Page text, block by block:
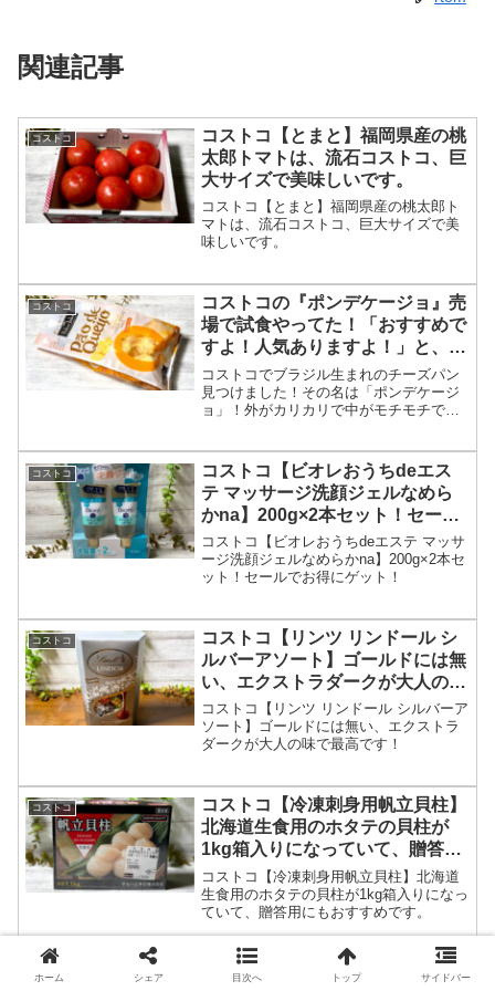
関連記事
コストコ
コストコ【とまと】福岡県産の桃
太郎トマトは、流石コストコ、巨
大サイズで美味しいです。
コストコ【とまと】福岡県産の桃太郎ト
マトは、流石コストコ、巨大サイズで美
味しいです。
コストコ
コストコの『ポンデケージョ』売
場で試食やってた！「おすすめで
すよ！人気ありますよ！」と、大
声上げて！美味いのかな？
コストコでブラジル生まれのチーズパン
見つけました！その名は「ポンデケージ
ョ」！外がカリカリで中がモチモチで絶
好きな人は特におすすめですよ！！
コストコ
コストコ【ビオレおうちdeエス
テ マッサージ洗顔ジェルなめら
かna】200g×2本セット！セール
でお得にゲット！
コストコ【ビオレおうちdeエステ マッサ
ージ洗顔ジェルなめらかna】200g×2本セ
ット！セールでお得にゲット！
コストコ
コストコ【リンツ リンドール シ
ルバーアソート】ゴールドには無
い、エクストラダークが大人の味
で最高です！
コストコ【リンツ リンドール シルバーア
ソート】ゴールドには無い、エクストラ
ダークが大人の味で最高です！
コストコ
コストコ【冷凍刺身用帆立貝柱】
北海道生食用のホタテの貝柱が
1kg箱入りになっていて、贈答用
にもおすすめです。
コストコ【冷凍刺身用帆立貝柱】北海道
生食用のホタテの貝柱が1kg箱入りになっ
ていて、贈答用にもおすすめです。
コストコ
コストコ【ピスタチオナッツ】
ホーム シェア 目次へ トップ サイドバー